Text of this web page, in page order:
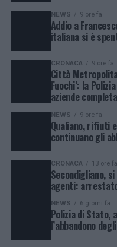
NEWS 9 ore fa
Addio a
italiana si è
CRONACA 9 ore fa
Città
Fuochi’: la
aziende
NEWS 9 ore fa
Qualiano, rifiuti
continuano gli
CRONACA 13 ore fa
Secondigliano,
agenti:
NEWS 6 giorni fa
Polizia di Stato,
l’abbandono